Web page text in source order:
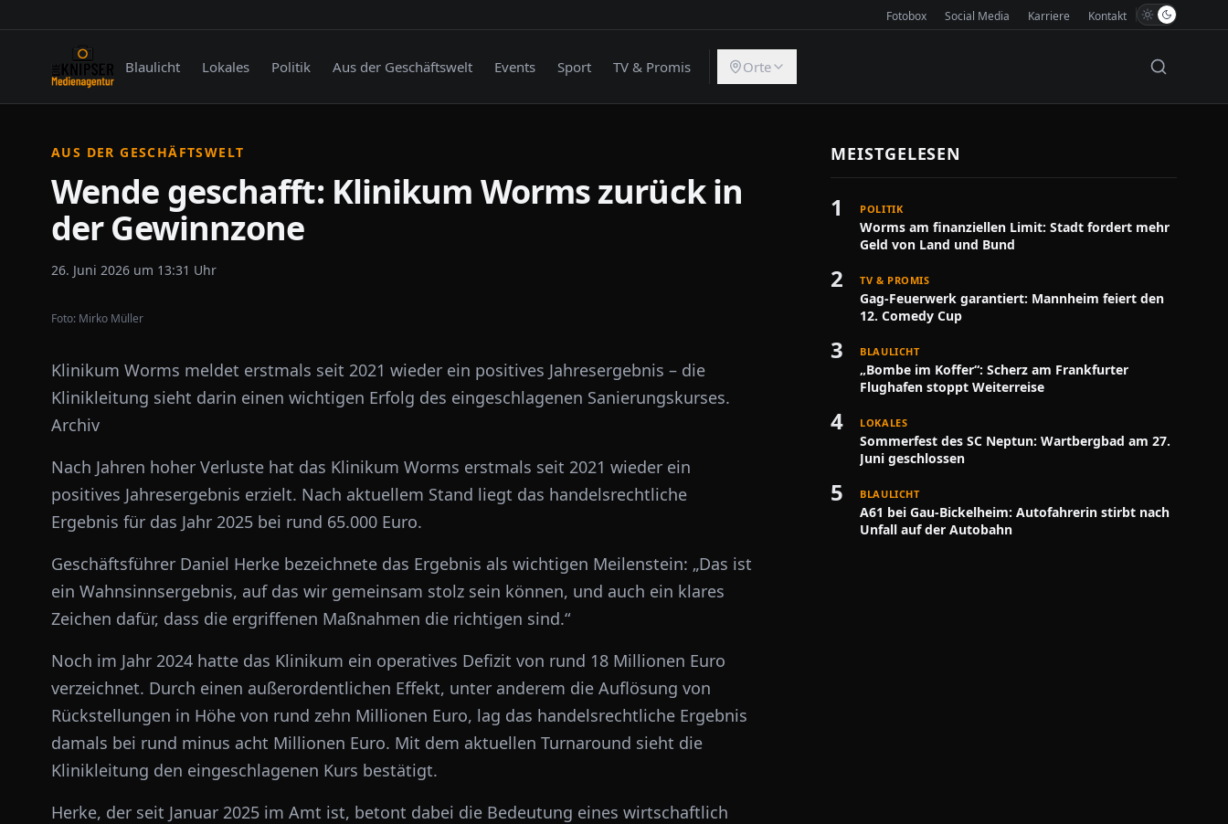
Fotobox Social Media Karriere Kontakt
Blaulicht Lokales Politik Aus der Geschäftswelt Events Sport TV & Promis Orte
AUS DER GESCHÄFTSWELT
Wende geschafft: Klinikum Worms zurück in
der Gewinnzone
26. Juni 2026 um 13:31 Uhr
Foto: Mirko Müller
Klinikum Worms meldet erstmals seit 2021 wieder ein positives Jahresergebnis – die
Klinikleitung sieht darin einen wichtigen Erfolg des eingeschlagenen Sanierungskurses.
Archiv
Nach Jahren hoher Verluste hat das Klinikum Worms erstmals seit 2021 wieder ein
positives Jahresergebnis erzielt. Nach aktuellem Stand liegt das handelsrechtliche
Ergebnis für das Jahr 2025 bei rund 65.000 Euro.
Geschäftsführer Daniel Herke bezeichnete das Ergebnis als wichtigen Meilenstein: „Das ist
ein Wahnsinnsergebnis, auf das wir gemeinsam stolz sein können, und auch ein klares
Zeichen dafür, dass die ergriffenen Maßnahmen die richtigen sind.“
Noch im Jahr 2024 hatte das Klinikum ein operatives Defizit von rund 18 Millionen Euro
verzeichnet. Durch einen außerordentlichen Effekt, unter anderem die Auflösung von
Rückstellungen in Höhe von rund zehn Millionen Euro, lag das handelsrechtliche Ergebnis
damals bei rund minus acht Millionen Euro. Mit dem aktuellen Turnaround sieht die
Klinikleitung den eingeschlagenen Kurs bestätigt.
Herke, der seit Januar 2025 im Amt ist, betont dabei die Bedeutung eines wirtschaftlich
MEISTGELESEN
1 POLITIK
Worms am finanziellen Limit: Stadt fordert mehr
Geld von Land und Bund
2 TV & PROMIS
Gag-Feuerwerk garantiert: Mannheim feiert den
12. Comedy Cup
3 BLAULICHT
„Bombe im Koffer“: Scherz am Frankfurter
Flughafen stoppt Weiterreise
4 LOKALES
Sommerfest des SC Neptun: Wartbergbad am 27.
Juni geschlossen
5 BLAULICHT
A61 bei Gau-Bickelheim: Autofahrerin stirbt nach
Unfall auf der Autobahn